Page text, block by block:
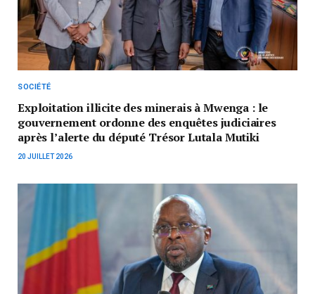
SOCIÉTÉ
Exploitation illicite des minerais à Mwenga : le
gouvernement ordonne des enquêtes judiciaires
après l’alerte du député Trésor Lutala Mutiki
20 JUILLET 2026